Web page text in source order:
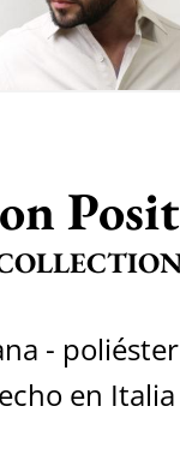
- poliéster
en Italia